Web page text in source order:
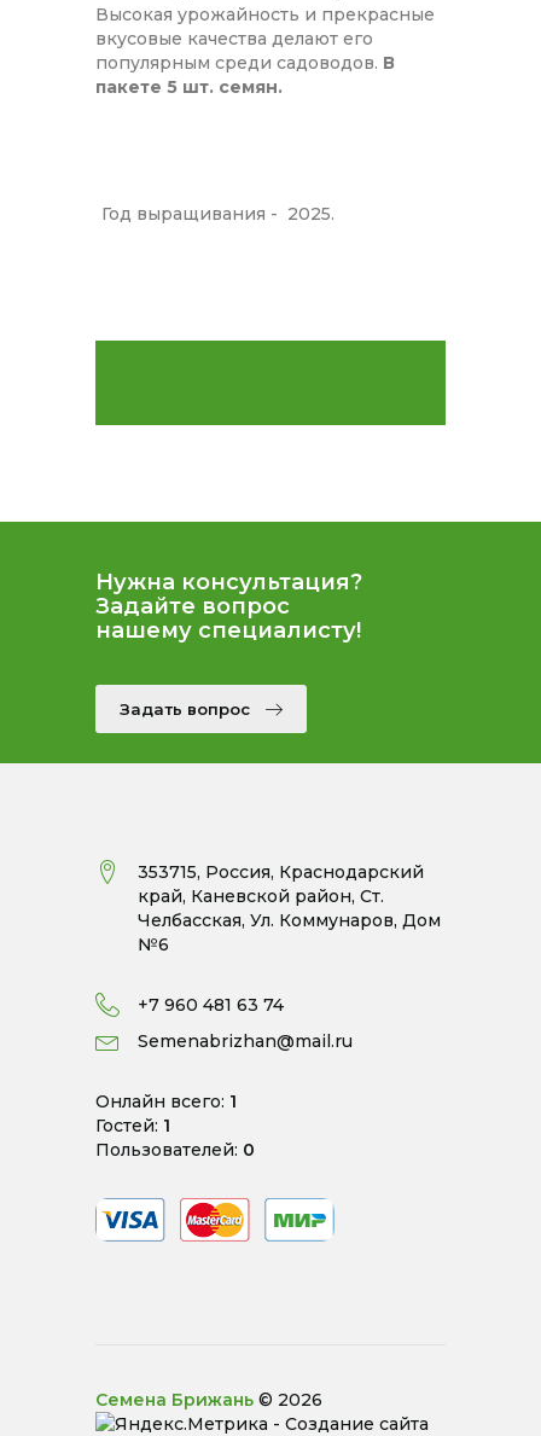
Высокая урожайность и прекрасные
вкусовые качества делают его
популярным среди садоводов. В
пакете 5 шт. семян.
Год выращивания - 2025.
Нужна консультация?
Задайте вопрос
нашему специалисту!
Задать вопрос
353715, Россия, Краснодарский
край, Каневской район, Ст.
Челбасская, Ул. Коммунаров, Дом
№6
+7 960 481 63 74
Semenabrizhan@mail.ru
Онлайн всего: 1
Гостей: 1
Пользователей: 0
Семена Брижань © 2026
- Создание сайта